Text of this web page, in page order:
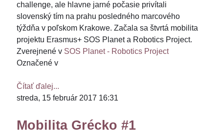
challenge, ale hlavne jarné počasie privítali
slovenský tím na prahu posledného marcového
týždňa v poľskom Krakowe. Začala sa štvrtá mobilita
projektu Erasmus+ SOS Planet a Robotics Project.
Zverejnené v SOS Planet - Robotics Project
Označené v
Čítať ďalej...
streda, 15 február 2017 16:31
Mobilita Grécko #1